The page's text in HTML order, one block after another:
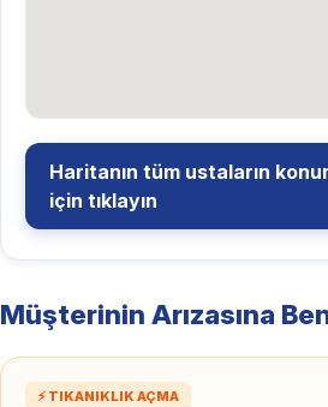
Haritanın tüm ustaların
için tıklayın
Müşterinin Arızasına
⚡ TIKANIKLIK AÇMA